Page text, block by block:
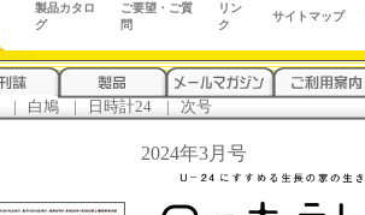
製品カタロ
グ
ご要望・ご質
問
リン
ク
サイトマップ
| 白鳩 | 日時計24 | 次号
2024年3月号